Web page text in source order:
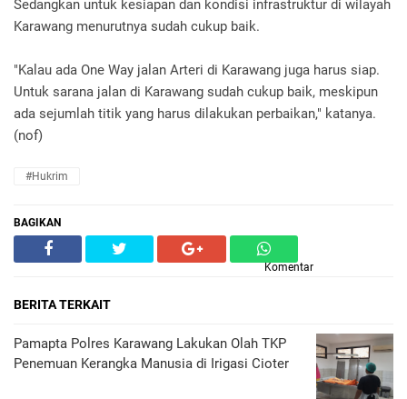
Sedangkan untuk kesiapan dan kondisi infrastruktur di wilayah
Karawang menurutnya sudah cukup baik.
"Kalau ada One Way jalan Arteri di Karawang juga harus siap.
Untuk sarana jalan di Karawang sudah cukup baik, meskipun
ada sejumlah titik yang harus dilakukan perbaikan," katanya.
(nof)
#hukrim
BAGIKAN
Komentar
BERITA TERKAIT
Pamapta Polres Karawang Lakukan Olah TKP
Penemuan Kerangka Manusia di Irigasi Cioter